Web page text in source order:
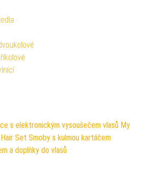
s elektronickým vysoušečem vlasů My
Set Smoby s kulmou kartáčem
a doplňky do vlasů